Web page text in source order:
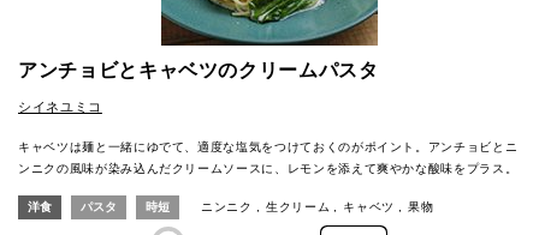
アンチョビとキャベツのクリームパスタ
シイネユミコ
キャベツは麺と一緒にゆでて、適度な塩気をつけておくのがポイント。アンチョビとニ
ンニクの風味が染み込んだクリームソースに、レモンを添えて爽やかな酸味をプラス。
洋食 パスタ 時短 ニンニク 生クリーム キャベツ 果物